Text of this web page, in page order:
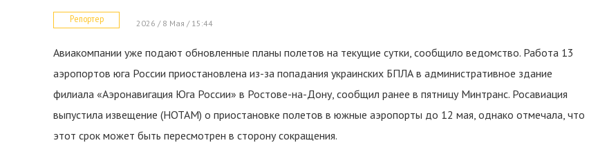
Репортер 2026 / 8 Мая / 15:44
Авиакомпании уже подают обновленные планы полетов на текущие сутки, сообщило ведомство. Работа 13
аэропортов юга России приостановлена из-за попадания украинских БПЛА в административное здание
филиала «Аэронавигация Юга России» в Ростове-на-Дону, сообщил ранее в пятницу Минтранс. Росавиация
выпустила извещение (НОТАМ) о приостановке полетов в южные аэропорты до 12 мая, однако отмечала, что
этот срок может быть пересмотрен в сторону сокращения.